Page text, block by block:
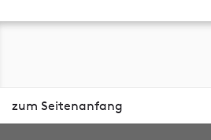
zum Seitenanfang